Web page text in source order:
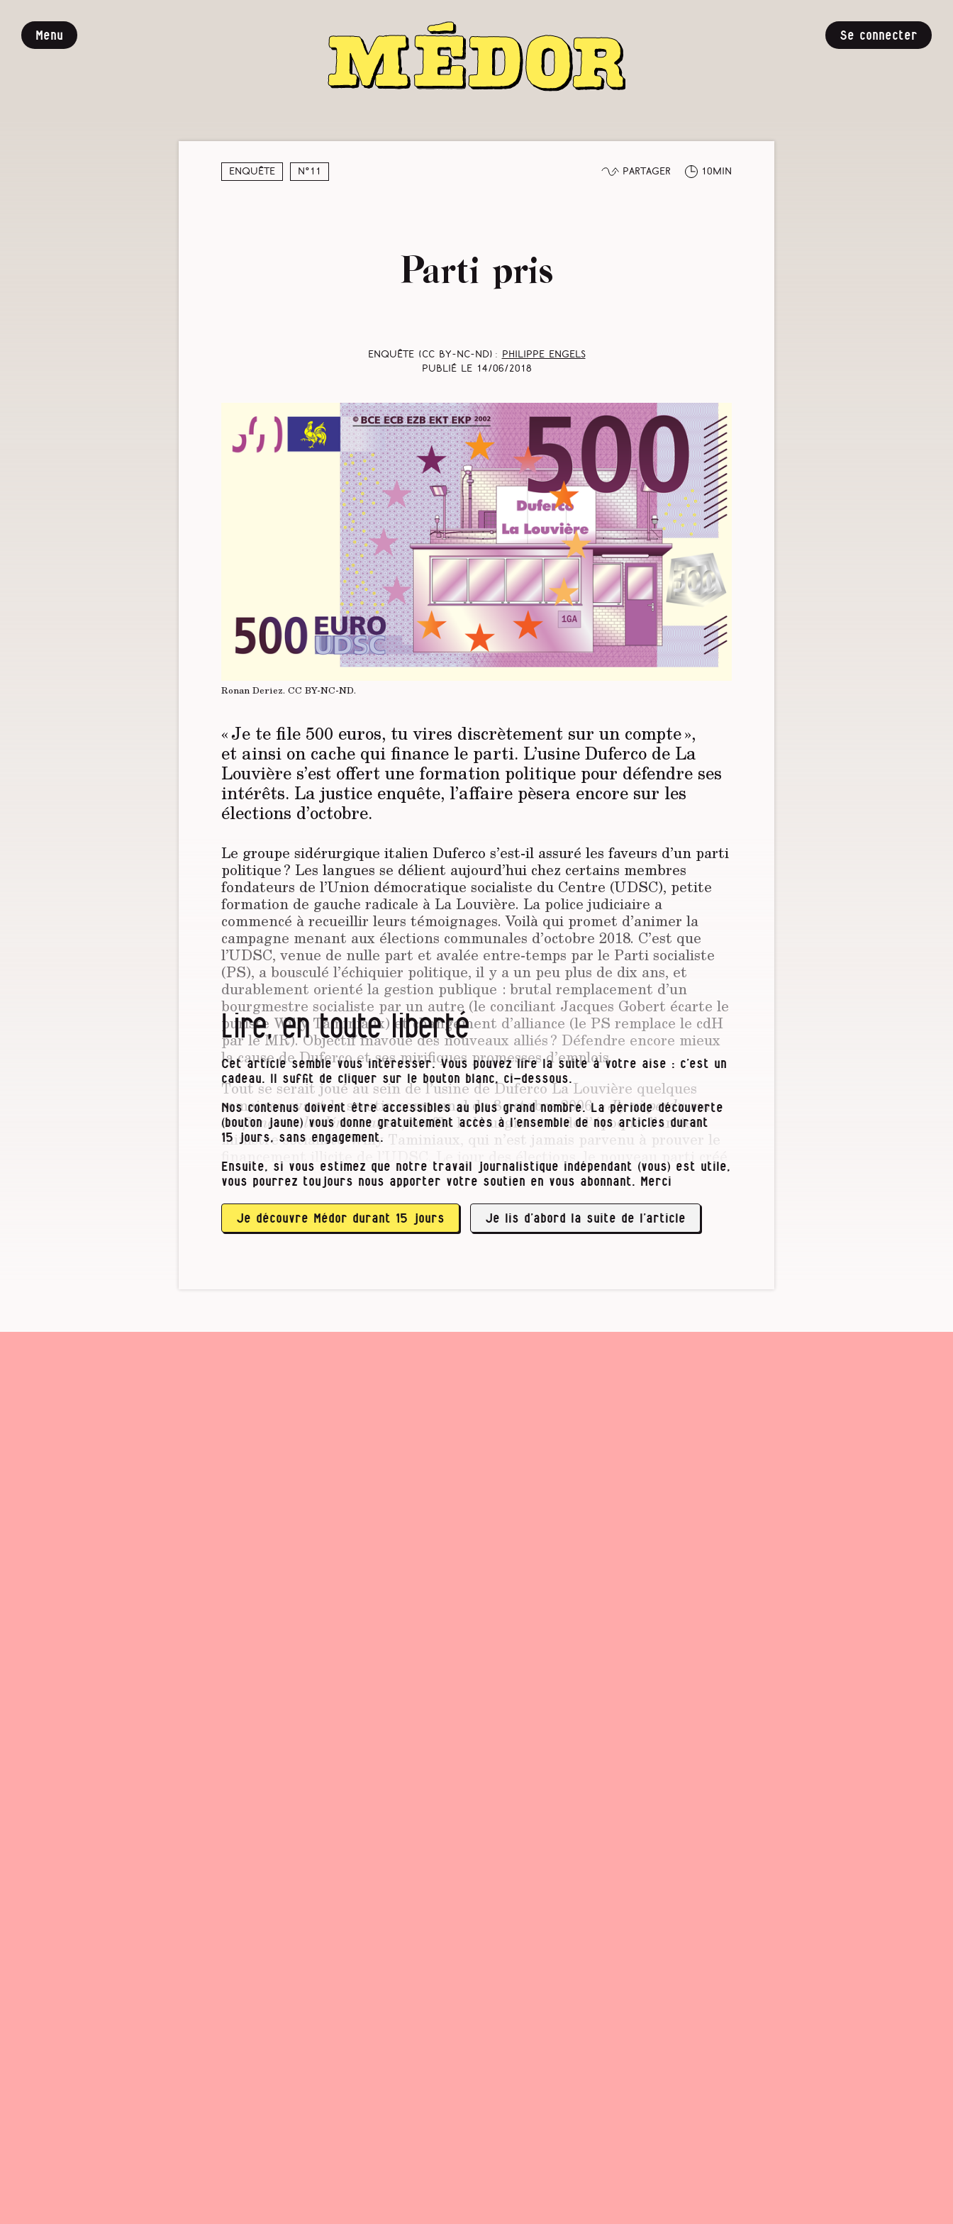
Menu Se connecter
Enquête N°11 Partager 10min
Parti pris
Enquête (CC BY-NC-ND) :
Philippe Engels
Publié le
14/06/2018
Ronan Deriez. CC BY-NC-ND.
« Je te file 500 euros, tu vires discrètement sur un compte »,
et ainsi on cache qui finance le parti. L’usine Duferco de La
Louvière s’est offert une formation politique pour défendre ses
intérêts. La justice enquête, l’affaire pèsera encore sur les
élections d’octobre.
Le groupe sidérurgique italien Duferco s’est-il assuré les faveurs d’un parti
politique ? Les langues se délient aujourd’hui chez certains membres
fondateurs de l’Union démocratique socialiste du Centre (UDSC), petite
formation de gauche radicale à La Louvière. La police judiciaire a
commencé à recueillir leurs témoignages. Voilà qui promet d’animer la
campagne menant aux élections communales d’octobre 2018. C’est que
l’UDSC, venue de nulle part et avalée entre­-­temps par le Parti socialiste
(PS), a bousculé l’échiquier politique, il y a un peu plus de dix ans, et
durablement orienté la gestion publique : brutal remplacement d’un
bourgmestre socialiste par un autre (le conciliant Jacques Gobert écarte le
puriste Willy Taminiaux) et changement d’alliance (le PS remplace le cdH
par le MR). Objectif inavoué des nouveaux alliés ? Défendre encore mieux
la cause de Duferco et ses mirifiques promesses d’emplois.
Tout se serait joué au sein de l’usine de Duferco La Louvière quelques
semaines avant le scrutin communal du 8 octobre 2006.« J’y ai perdu ma
confiance en la démocratie », souffle le bourgmestre de l’époque, l’ancien
ministre socialiste Willy Taminiaux, qui n’est jamais parvenu à prouver le
financement illicite de l’UDSC. Le jour des élections, le nouveau parti créé
dans les milieux syndicaux a obtenu suffisamment de voix (2 504) pour
forcer ledit Taminiaux à plier bagage et pour faciliter une alliance des
extrêmes : le PS et son rival déclaré, l’UDSC, ont embarqué à leurs côtés
les libéraux très favorables aux subsides publics octroyés à …
Lire, en toute liberté
Cet article semble vous intéresser. Vous pouvez lire la suite à votre aise : c’est un
cadeau. Il suffit de cliquer sur le bouton blanc, ci-dessous.
Nos contenus doivent être accessibles au plus grand nombre. La période découverte
(bouton jaune) vous donne gratuitement accès à l’ensemble de nos articles durant
15 jours, sans engagement.
Ensuite, si vous estimez que notre travail journalistique indépendant (vous) est utile,
vous pourrez toujours nous apporter votre soutien en vous abonnant. Merci
Je découvre Médor durant 15 jours Je lis d’abord la suite de l’article